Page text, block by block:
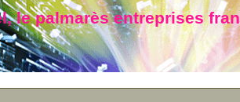
le palmarès entreprises